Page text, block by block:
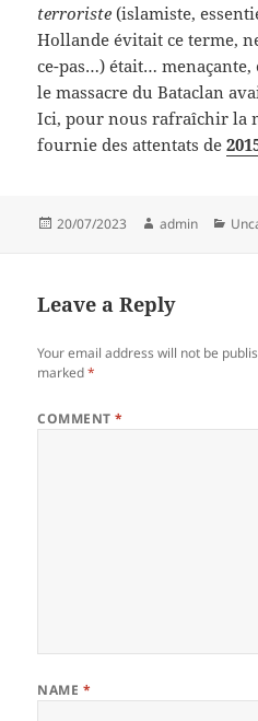
terroriste(islamiste,
Hollande évitait ce terme,
ce-pas…) était…
le massacre du Bataclan
Ici, pour nous rafraîchir la
fournie des attentats de
Posted
20/07/2023 Author
admin
Leave a Reply
Your email address will not be
marked*
COMMENT*
NAME *